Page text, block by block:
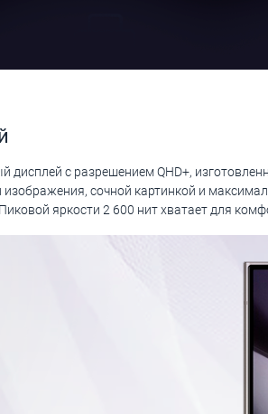
дисплей с разрешением QHD+,
изображения, сочной картинкой и
яркости 2 600 нит хватает для